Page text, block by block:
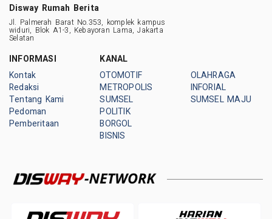
Disway Rumah Berita
Jl. Palmerah Barat No.353, komplek kampus
widuri, Blok A1-3, Kebayoran Lama, Jakarta
Selatan
INFORMASI
Kontak
Redaksi
Tentang Kami
Pedoman
Pemberitaan
KANAL
OTOMOTIF
METROPOLIS
SUMSEL
POLITIK
BORGOL
BISNIS
OLAHRAGA
INFORIAL
SUMSEL MAJU